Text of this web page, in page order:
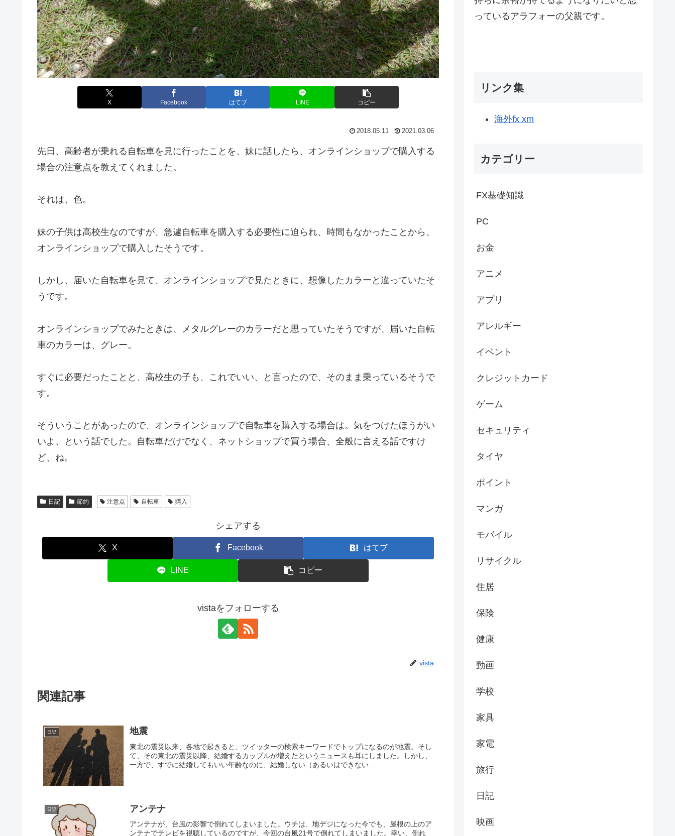
X Facebook はてブ LINE コピー
2018.05.11 2021.03.06
先日、高齢者が乗れる自転車を見に行ったことを、妹に話したら、オンラインショップで購入する
場合の注意点を教えてくれました。
それは、色。
妹の子供は高校生なのですが、急遽自転車を購入する必要性に迫られ、時間もなかったことから、
オンラインショップで購入したそうです。
しかし、届いた自転車を見て、オンラインショップで見たときに、想像したカラーと違っていたそ
うです。
オンラインショップでみたときは、メタルグレーのカラーだと思っていたそうですが、届いた自転
車のカラーは、グレー。
すぐに必要だったことと、高校生の子も、これでいい、と言ったので、そのまま乗っているそうで
す。
そういうことがあったので、オンラインショップで自転車を購入する場合は。気をつけたほうがい
いよ、という話でした。自転車だけでなく、ネットショップで買う場合、全般に言える話ですけ
ど、ね。
日記 節約 注意点 自転車 購入
シェアする
X Facebook はてブ
LINE コピー
vistaをフォローする
vista
関連記事
日記 地震
東北の震災以来、各地で起きると、ツイッターの検索キーワードでトップになるのが地震。そし
て、その東北の震災以降、結婚するカップルが増えたというニュースも耳にしました。しかし、
一方で、すでに結婚してもいい年齢なのに、結婚しない（あるいはできない...
日記 アンテナ
アンテナが、台風の影響で倒れてしまいました。ウチは、地デジになった今でも、屋根の上のア
ンテナでテレビを視聴しているのですが、今回の台風21号で倒れてしまいました。幸い、倒れ
っているアラフォーの父親です。
リンク集
海外fx xm
カテゴリー
FX基礎知識
PC
お金
アニメ
アプリ
アレルギー
イベント
クレジットカード
ゲーム
セキュリティ
タイヤ
ポイント
マンガ
モバイル
リサイクル
住居
保険
健康
動画
学校
家具
家電
旅行
日記
映画